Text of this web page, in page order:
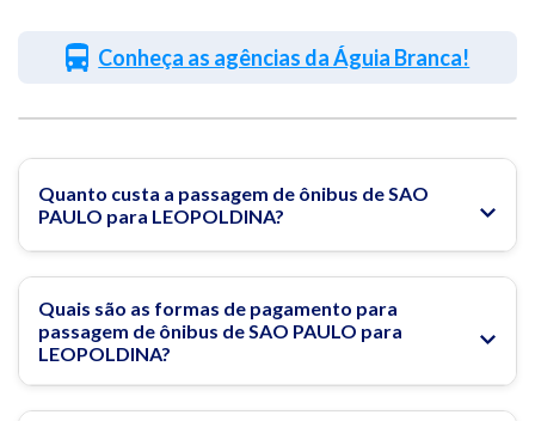
Conheça as agências da Águia Branca!
Quanto custa a passagem de ônibus de SAO
PAULO para LEOPOLDINA?
Quais são as formas de pagamento para
passagem de ônibus de SAO PAULO para
LEOPOLDINA?